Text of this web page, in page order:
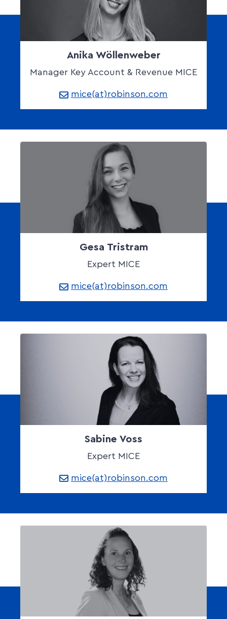
Anika Wöllenweber
Manager Key Account & Revenue MICE
mice(at)robinson.com
Gesa Tristram
Expert MICE
mice(at)robinson.com
Sabine Voss
Expert MICE
mice(at)robinson.com